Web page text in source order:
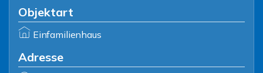
Objektart
Einfamilienhaus
Adresse